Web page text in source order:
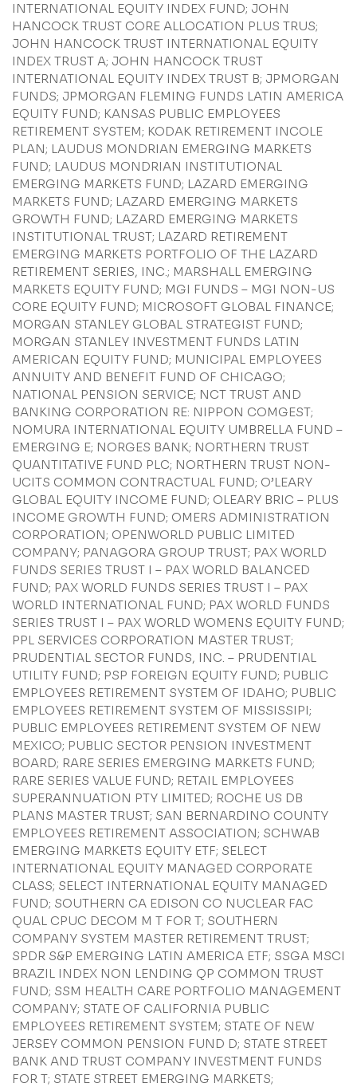
INTERNATIONAL EQUITY INDEX FUND; JOHN
HANCOCK TRUST CORE ALLOCATION PLUS TRUS;
JOHN HANCOCK TRUST INTERNATIONAL EQUITY
INDEX TRUST A; JOHN HANCOCK TRUST
INTERNATIONAL EQUITY INDEX TRUST B; JPMORGAN
FUNDS; JPMORGAN FLEMING FUNDS LATIN AMERICA
EQUITY FUND; KANSAS PUBLIC EMPLOYEES
RETIREMENT SYSTEM; KODAK RETIREMENT INCOLE
PLAN; LAUDUS MONDRIAN EMERGING MARKETS
FUND; LAUDUS MONDRIAN INSTITUTIONAL
EMERGING MARKETS FUND; LAZARD EMERGING
MARKETS FUND; LAZARD EMERGING MARKETS
GROWTH FUND; LAZARD EMERGING MARKETS
INSTITUTIONAL TRUST; LAZARD RETIREMENT
EMERGING MARKETS PORTFOLIO OF THE LAZARD
RETIREMENT SERIES, INC.; MARSHALL EMERGING
MARKETS EQUITY FUND; MGI FUNDS – MGI NON-US
CORE EQUITY FUND; MICROSOFT GLOBAL FINANCE;
MORGAN STANLEY GLOBAL STRATEGIST FUND;
MORGAN STANLEY INVESTMENT FUNDS LATIN
AMERICAN EQUITY FUND; MUNICIPAL EMPLOYEES
ANNUITY AND BENEFIT FUND OF CHICAGO;
NATIONAL PENSION SERVICE; NCT TRUST AND
BANKING CORPORATION RE: NIPPON COMGEST;
NOMURA INTERNATIONAL EQUITY UMBRELLA FUND –
EMERGING E; NORGES BANK; NORTHERN TRUST
QUANTITATIVE FUND PLC; NORTHERN TRUST NON-
UCITS COMMON CONTRACTUAL FUND; O’LEARY
GLOBAL EQUITY INCOME FUND; OLEARY BRIC – PLUS
INCOME GROWTH FUND; OMERS ADMINISTRATION
CORPORATION; OPENWORLD PUBLIC LIMITED
COMPANY; PANAGORA GROUP TRUST; PAX WORLD
FUNDS SERIES TRUST I – PAX WORLD BALANCED
FUND; PAX WORLD FUNDS SERIES TRUST I – PAX
WORLD INTERNATIONAL FUND; PAX WORLD FUNDS
SERIES TRUST I – PAX WORLD WOMENS EQUITY FUND;
PPL SERVICES CORPORATION MASTER TRUST;
PRUDENTIAL SECTOR FUNDS, INC. – PRUDENTIAL
UTILITY FUND; PSP FOREIGN EQUITY FUND; PUBLIC
EMPLOYEES RETIREMENT SYSTEM OF IDAHO; PUBLIC
EMPLOYEES RETIREMENT SYSTEM OF MISSISSIPI;
PUBLIC EMPLOYEES RETIREMENT SYSTEM OF NEW
MEXICO; PUBLIC SECTOR PENSION INVESTMENT
BOARD; RARE SERIES EMERGING MARKETS FUND;
RARE SERIES VALUE FUND; RETAIL EMPLOYEES
SUPERANNUATION PTY LIMITED; ROCHE US DB
PLANS MASTER TRUST; SAN BERNARDINO COUNTY
EMPLOYEES RETIREMENT ASSOCIATION; SCHWAB
EMERGING MARKETS EQUITY ETF; SELECT
INTERNATIONAL EQUITY MANAGED CORPORATE
CLASS; SELECT INTERNATIONAL EQUITY MANAGED
FUND; SOUTHERN CA EDISON CO NUCLEAR FAC
QUAL CPUC DECOM M T FOR T; SOUTHERN
COMPANY SYSTEM MASTER RETIREMENT TRUST;
SPDR S&P EMERGING LATIN AMERICA ETF; SSGA MSCI
BRAZIL INDEX NON LENDING QP COMMON TRUST
FUND; SSM HEALTH CARE PORTFOLIO MANAGEMENT
COMPANY; STATE OF CALIFORNIA PUBLIC
EMPLOYEES RETIREMENT SYSTEM; STATE OF NEW
JERSEY COMMON PENSION FUND D; STATE STREET
BANK AND TRUST COMPANY INVESTMENT FUNDS
FOR T; STATE STREET EMERGING MARKETS;